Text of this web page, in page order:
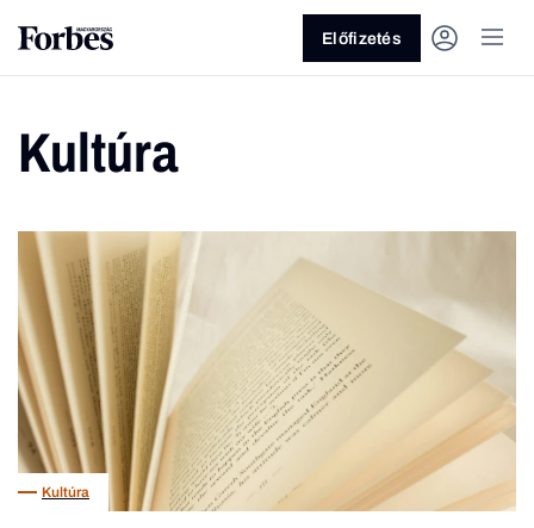
Vagy fedezze fel a következő
témákat
Üzlet Zöld Legyél jobb!
Előfizetés
Kultúra
Kultúra